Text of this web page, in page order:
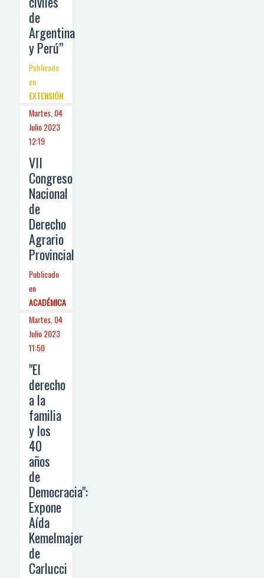
de
Argentina
y Perú”
Publicado
en
EXTENSIÓN
Martes, 04
Julio 2023
12:19
VII
Congreso
Nacional
de
Derecho
Agrario
Provincial
Publicado
en
ACADÉMICA
Martes, 04
Julio 2023
11:50
"El
derecho
a la
familia
y los
40
años
de
Democracia":
Expone
Aída
Kemelmajer
de
Carlucci